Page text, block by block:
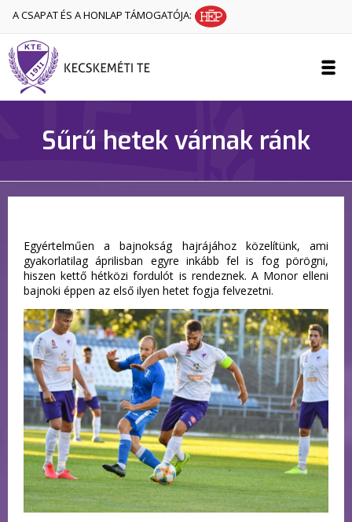
A CSAPAT ÉS A HONLAP TÁMOGATÓJA:
Sűrű hetek várnak ránk
Egyértelműen a bajnokság hajrájához közelítünk, ami
gyakorlatilag áprilisban egyre inkább fel is fog pörögni,
hiszen kettő hétközi fordulót is rendeznek. A Monor elleni
bajnoki éppen az első ilyen hetet fogja felvezetni.